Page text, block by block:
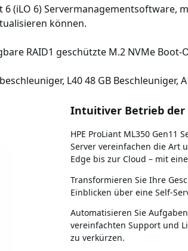
(iLO 6) Servermanagementsoftware,
können.
RAID1 geschützte M.2 NVMe Boot-
L40 48 GB Beschleuniger,
Intuitiver Betrieb der
HPE ProLiant ML350 Gen11
Server vereinfachen die Art
Edge bis zur Cloud – mit
Transformieren Sie Ihre
Einblicken über eine Self-
Automatisieren Sie
vereinfachten Support und
zu verkürzen.